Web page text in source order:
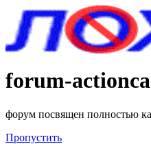
forum-
форум посвящен полностью
Пропустить